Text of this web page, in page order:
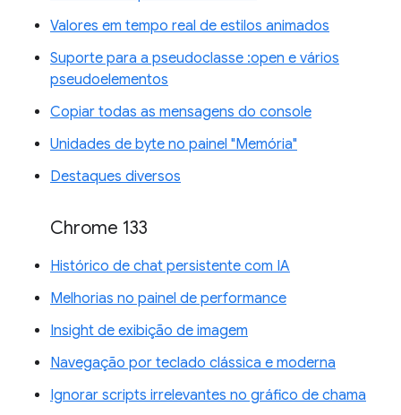
Valores em tempo real de estilos animados
Suporte para a pseudoclasse :open e vários
pseudoelementos
Copiar todas as mensagens do console
Unidades de byte no painel "Memória"
Destaques diversos
Chrome 133
Histórico de chat persistente com IA
Melhorias no painel de performance
Insight de exibição de imagem
Navegação por teclado clássica e moderna
Ignorar scripts irrelevantes no gráfico de chama